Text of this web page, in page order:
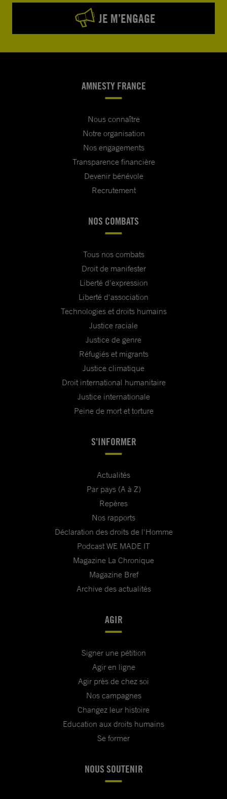
JE M’ENGAGE
AMNESTY FRANCE
Nous connaître
Notre organisation
Nos engagements
Transparence financière
Devenir bénévole
Recrutement
NOS COMBATS
Tous nos combats
Droit de manifester
Liberté d'expression
Liberté d'association
Technologies et droits humains
Justice raciale
Justice de genre
Réfugiés et migrants
Justice climatique
Droit international humanitaire
Justice internationale
Peine de mort et torture
S'INFORMER
Actualités
Par pays (A à Z)
Repères
Nos rapports
Déclaration des droits de l'Homme
Podcast WE MADE IT
Magazine La Chronique
Magazine Bref
Archive des actualités
AGIR
Signer une pétition
Agir en ligne
Agir près de chez soi
Nos campagnes
Changez leur histoire
Education aux droits humains
Se former
NOUS SOUTENIR